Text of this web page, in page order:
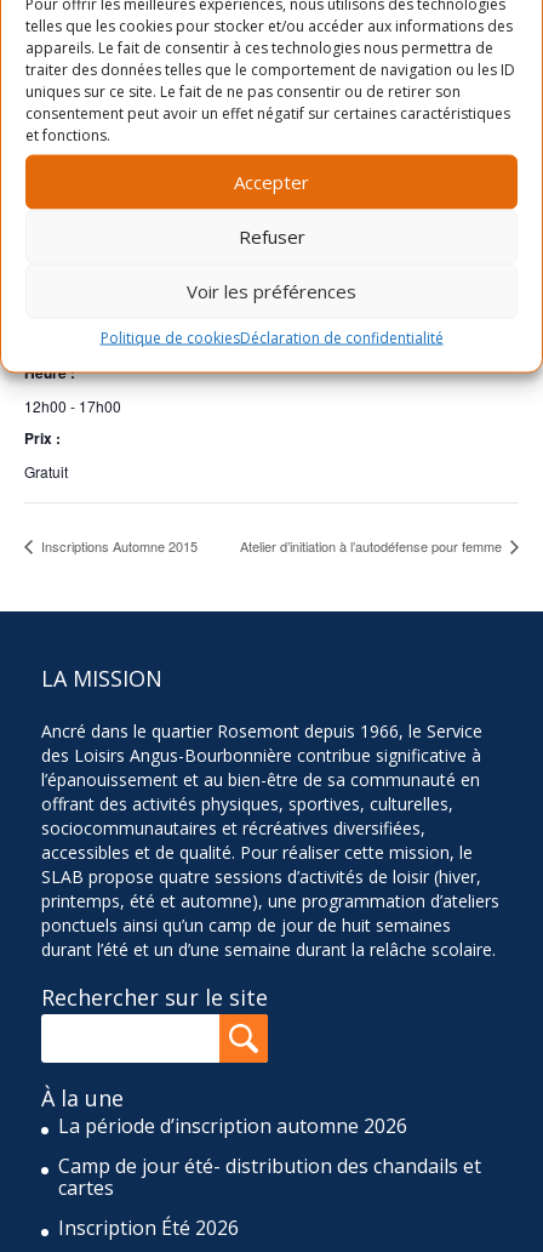
telles que les cookies pour stocker et/ou accéder aux informations des
appareils. Le fait de consentir à ces technologies nous permettra de
traiter des données telles que le comportement de navigation ou les ID
uniques sur ce site. Le fait de ne pas consentir ou de retirer son
consentement peut avoir un effet négatif sur certaines caractéristiques
et fonctions.
Accepter
Refuser
Voir les préférences
Politique de cookiesDéclaration de confidentialité
Centre de loisirs présent: Service des Loisirs Angus-
Bourbonnière, Père Marquette, Loisirs de Rosemont,
L’Accessible et La Maisonnette des Parents.
12 septembre 2015
Heure :
12h00 - 17h00
Prix :
Gratuit
Inscriptions Automne 2015 Atelier d’initiation à l’autodéfense pour femme
LA MISSION
Ancré dans le quartier Rosemont depuis 1966, le Service
des Loisirs Angus-Bourbonnière contribue significative à
l’épanouissement et au bien-être de sa communauté en
offrant des activités physiques, sportives, culturelles,
sociocommunautaires et récréatives diversifiées,
accessibles et de qualité. Pour réaliser cette mission, le
SLAB propose quatre sessions d’activités de loisir (hiver,
printemps, été et automne), une programmation d’ateliers
ponctuels ainsi qu’un camp de jour de huit semaines
durant l’été et un d’une semaine durant la relâche scolaire.
Rechercher sur le site
À la une
La période d’inscription automne 2026
Camp de jour été- distribution des chandails et
cartes
Inscription Été 2026